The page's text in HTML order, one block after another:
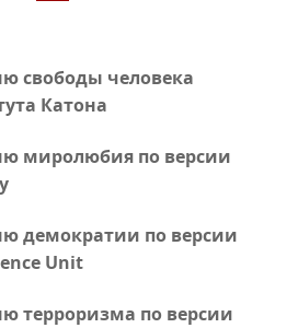
свободы человека
Катона
миролюбия по версии
демократии по версии
Unit
терроризма по версии